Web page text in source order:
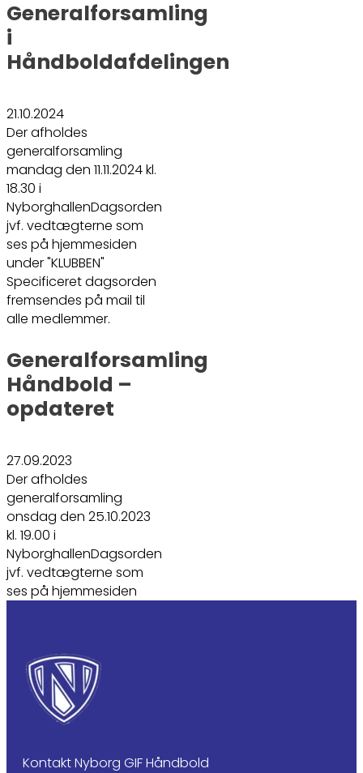
Generalforsamling
i
Håndboldafdelingen
21.10.2024
Der afholdes
generalforsamling
mandag den 11.11.2024 kl.
18.30 i
NyborghallenDagsorden
jvf. vedtægterne som
ses på hjemmesiden
under "KLUBBEN"
Specificeret dagsorden
fremsendes på mail til
alle medlemmer.
Generalforsamling
Håndbold –
opdateret
27.09.2023
Der afholdes
generalforsamling
onsdag den 25.10.2023
kl. 19.00 i
NyborghallenDagsorden
jvf. vedtægterne som
ses på hjemmesiden
Kontakt Nyborg GIF Håndbold